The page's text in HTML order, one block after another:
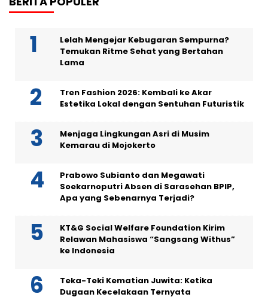
Lelah Mengejar Kebugaran Sempurna?
Temukan Ritme Sehat yang Bertahan
Lama
Tren Fashion 2026: Kembali ke Akar
Estetika Lokal dengan Sentuhan Futuristik
Menjaga Lingkungan Asri di Musim
Kemarau di Mojokerto
Prabowo Subianto dan Megawati
Soekarnoputri Absen di Sarasehan BPIP,
Apa yang Sebenarnya Terjadi?
KT&G Social Welfare Foundation Kirim
Relawan Mahasiswa “Sangsang Withus”
ke Indonesia
Teka-Teki Kematian Juwita: Ketika
Dugaan Kecelakaan Ternyata